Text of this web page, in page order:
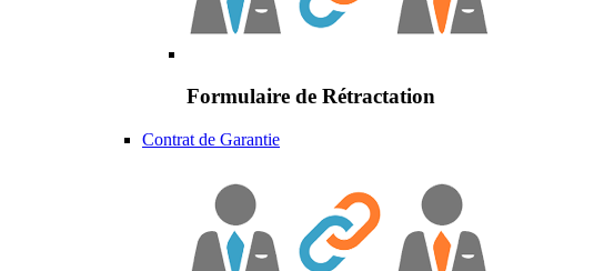
Formulaire de Rétractation
Contrat de Garantie